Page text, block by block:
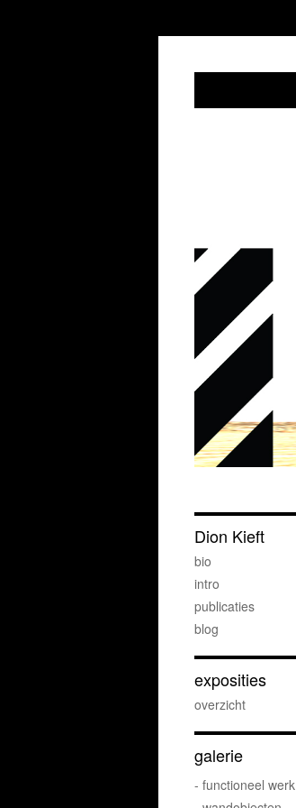
Dion Kieft
bio
intro
publicaties
blog
exposities
overzicht
galerie
- functioneel werk